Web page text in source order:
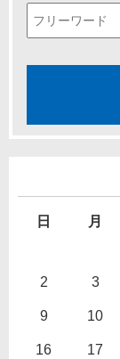
日 月
2 3
9 10
16 17